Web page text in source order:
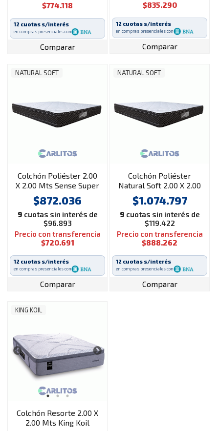
$774.118
12 cuotas s/interés
en compras presenciales con
Comparar
$835.290
12 cuotas s/interés
en compras presenciales con
Comparar
NATURAL SOFT
Colchón Poliéster 2.00
X 2.00 Mts Sense Super
$872.036
9 cuotas sin interés de
$96.893
Precio con transferencia
$720.691
12 cuotas s/interés
en compras presenciales con
Comparar
NATURAL SOFT
Colchón Poliéster
Natural Soft 2.00 X 2.00
Mts Select Euro Pillow
$1.074.797
9 cuotas sin interés de
$119.422
Precio con transferencia
$888.262
12 cuotas s/interés
en compras presenciales con
Comparar
KING KOIL
Colchón Resorte 2.00 X
2.00 Mts King Koil